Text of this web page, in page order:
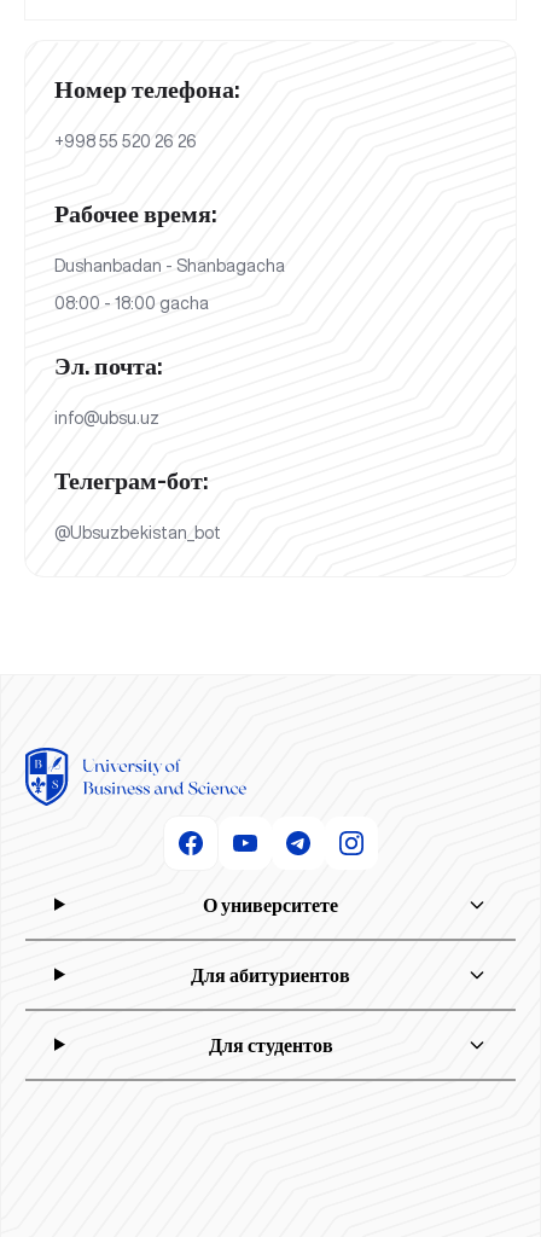
Номер телефона:
+998 55 520 26 26
Рабочее время:
Dushanbadan - Shanbagacha
08:00 - 18:00 gacha
Эл. почта:
info@ubsu.uz
Телеграм-бот:
@Ubsuzbekistan_bot
О университете
Для абитуриентов
Для студентов